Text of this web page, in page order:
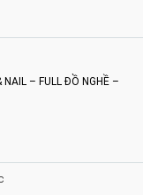
NAIL – FULL ĐỒ NGHỀ –